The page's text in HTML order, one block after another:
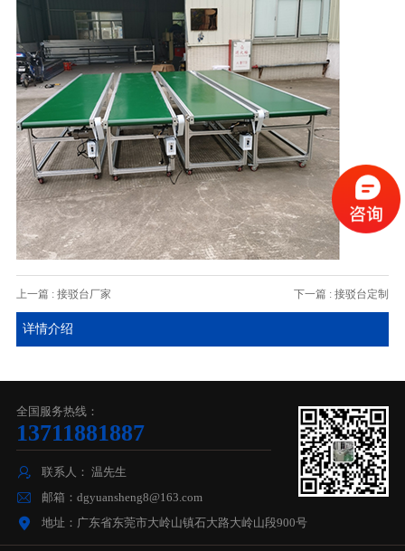
上一篇 : 接驳台厂家 下一篇 : 接驳台定制
详情介绍
全国服务热线：
13711881887
联系人： 温先生
邮箱：dgyuansheng8@163.com
地址：广东省东莞市大岭山镇石大路大岭山段900号